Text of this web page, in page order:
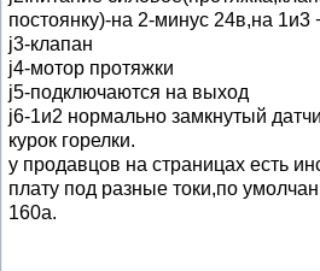
постоянку)-на 2-минус 24в,на 1и3
j3-клапан
j4-мотор протяжки
j5-подключаются на выход
j6-1и2 нормально замкнутый
курок горелки.
у продавцов на страницах есть
плату под разные токи,по
160а.